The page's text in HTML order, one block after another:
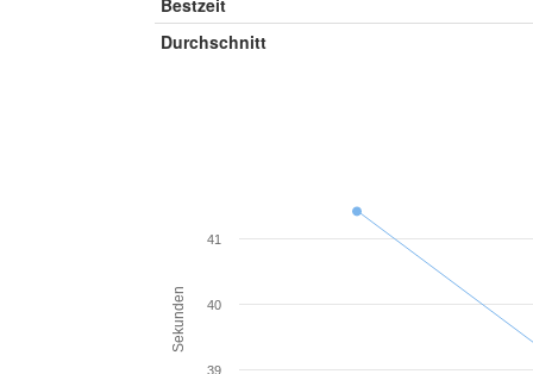
Bestzeit
Durchschnitt
Sekunden
39
40
41